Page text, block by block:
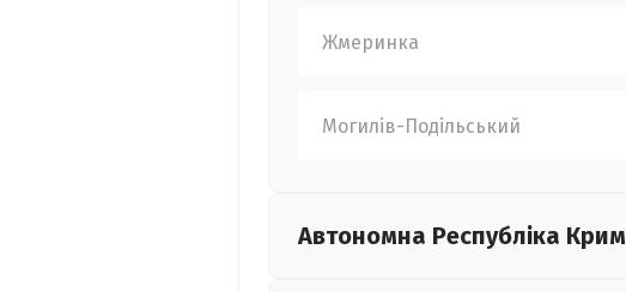
Жмеринка
Могилів-Подільський
Автономна Республіка Крим